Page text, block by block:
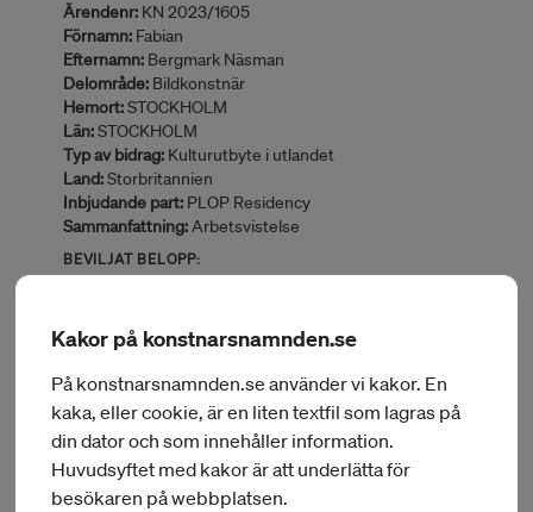
Ärendenr: KN 2023/1605
Förnamn: Fabian
Efternamn: Bergmark Näsman
Delområde: Bildkonstnär
Hemort:STOCKHOLM
Län:STOCKHOLM
Typ av bidrag: Kulturutbyte i utlandet
Land:Storbritannien
Inbjudande part: PLOP Residency
Sammanfattning:Arbetsvistelse
BEVILJAT BELOPP:
Ärendenr:KN 2023/1590
Förnamn:
Jacob
Efternamn:
Bertilsson
Delområde:Bildkonstnär
Hemort:VARBERG
Län:HALLAND
Kakor på konstnarsnamnden.se
På konstnarsnamnden.se använder vi kakor. En
kaka, eller cookie, är en liten textfil som lagras på
din dator och som innehåller information.
Huvudsyftet med kakor är att underlätta för
besökaren på webbplatsen.